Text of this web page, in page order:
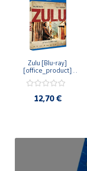
Zulu [Blu-ray]
[office_product]
12,70 €